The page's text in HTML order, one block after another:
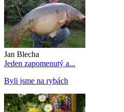
Jan Blecha
Jeden zapomenutý a...
Byli jsme na rybách